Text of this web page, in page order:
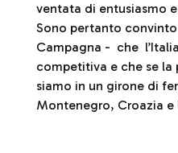
ventata di entusiasmo
Sono pertanto
Campagna - che
competitiva e che se la
siamo in un girone di
Montenegro, Croazia e